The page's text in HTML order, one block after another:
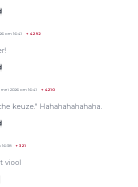
om 16:41 + 4292
mei 2026 om 16:41 + 4210
keuze." Hahahahahahaha.
16:38 + 321
viool